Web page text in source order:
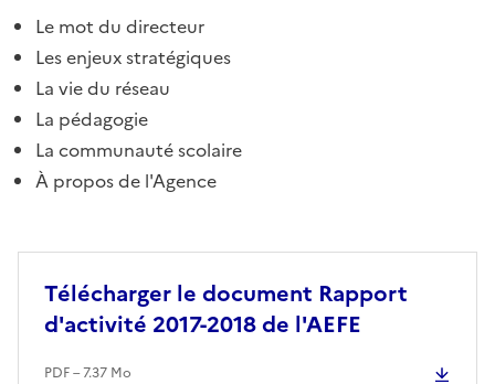
Le mot du directeur
Les enjeux stratégiques
La vie du réseau
La pédagogie
La communauté scolaire
À propos de l'Agence
Télécharger le document Rapport
d'activité 2017-2018 de l'AEFE
PDF – 7.37 Mo